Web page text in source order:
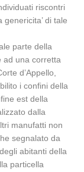
riscontri
di tale
parte della
ad una corretta
d’Appello,
i confini della
est della
dalla
manufatti non
segnalato da
abitanti della
particella